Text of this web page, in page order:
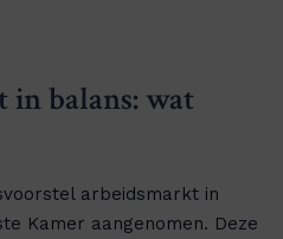
balans: wat
arbeidsmarkt in
Kamer aangenomen. Deze